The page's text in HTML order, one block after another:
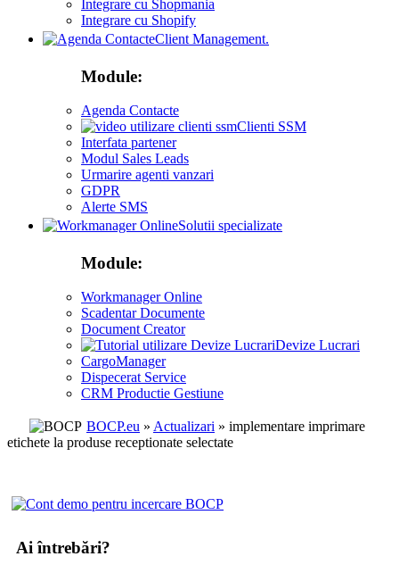
Integrare cu Shopmania
Integrare cu Shopify
Client Management.
Module:
Agenda Contacte
Clienti SSM
Interfata partener
Modul Sales Leads
Urmarire agenti vanzari
GDPR
Alerte SMS
Solutii specializate
Module:
Workmanager Online
Scadentar Documente
Document Creator
Devize Lucrari
CargoManager
Dispecerat Service
CRM Productie Gestiune
BOCP.eu » Actualizari » implementare imprimare
etichete la produse receptionate selectate
Ai întrebări?